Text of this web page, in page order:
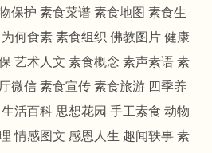
保护 素食菜谱 素食地图 素食生
为何食素 素食组织 佛教图片 健康
艺术人文 素食概念 素声素语 素
微信 素食宣传 素食旅游 四季养
生活百科 思想花园 手工素食 动物
情感图文 感恩人生 趣闻轶事 素